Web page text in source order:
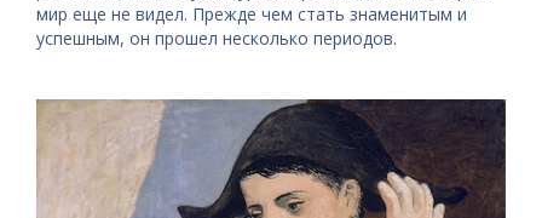
мир еще не видел. Прежде чем стать знаменитым и
успешным, он прошел несколько периодов.